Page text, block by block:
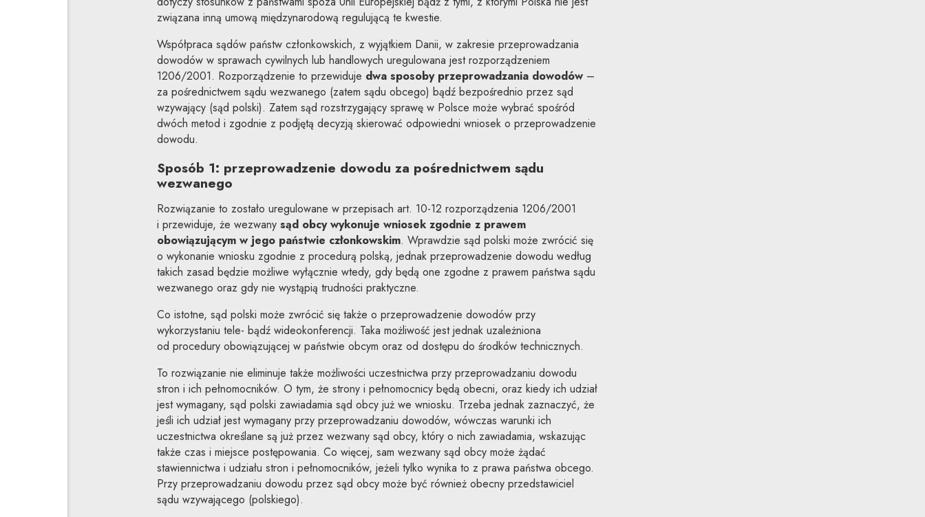
związana inną umową międzynarodową regulującą te kwestie.
Współpraca sądów państw członkowskich, z wyjątkiem Danii, w zakresie przeprowadzania
dowodów w sprawach cywilnych lub handlowych uregulowana jest rozporządzeniem
1206/2001. Rozporządzenie to przewiduje dwa sposoby przeprowadzania dowodów–
za pośrednictwem sądu wezwanego (zatem sądu obcego) bądź bezpośrednio przez sąd
wzywający (sąd polski). Zatem sąd rozstrzygający sprawę w Polsce może wybrać spośród
dwóch metod i zgodnie z podjętą decyzją skierować odpowiedni wniosek o przeprowadzenie
dowodu.
Sposób 1: przeprowadzenie dowodu za pośrednictwem sądu
wezwanego
Rozwiązanie to zostało uregulowane w przepisach art. 10-12 rozporządzenia 1206/2001
i przewiduje, że wezwany sąd obcy wykonuje wniosek zgodnie z prawem
obowiązującym w jego państwie członkowskim. Wprawdzie sąd polski może zwrócić się
o wykonanie wniosku zgodnie z procedurą polską, jednak przeprowadzenie dowodu według
takich zasad będzie możliwe wyłącznie wtedy, gdy będą one zgodne z prawem państwa sądu
wezwanego oraz gdy nie wystąpią trudności praktyczne.
Co istotne, sąd polski może zwrócić się także o przeprowadzenie dowodów przy
wykorzystaniu tele- bądź wideokonferencji. Taka możliwość jest jednak uzależniona
od procedury obowiązującej w państwie obcym oraz od dostępu do środków technicznych.
To rozwiązanie nie eliminuje także możliwości uczestnictwa przy przeprowadzaniu dowodu
stron i ich pełnomocników. O tym, że strony i pełnomocnicy będą obecni, oraz kiedy ich udział
jest wymagany, sąd polski zawiadamia sąd obcy już we wniosku. Trzeba jednak zaznaczyć, że
jeśli ich udział jest wymagany przy przeprowadzaniu dowodów, wówczas warunki ich
uczestnictwa określane są już przez wezwany sąd obcy, który o nich zawiadamia, wskazując
także czas i miejsce postępowania. Co więcej, sam wezwany sąd obcy może żądać
stawiennictwa i udziału stron i pełnomocników, jeżeli tylko wynika to z prawa państwa obcego.
Przy przeprowadzaniu dowodu przez sąd obcy może być również obecny przedstawiciel
sądu wzywającego (polskiego).